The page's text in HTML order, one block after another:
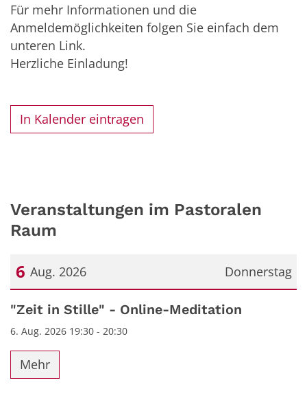
Für mehr Informationen und die
Anmeldemöglichkeiten folgen Sie einfach dem
unteren Link.
Herzliche Einladung!
In Kalender eintragen
Veranstaltungen im Pastoralen
Raum
Donnerstag
6 Aug. 2026
Datum: 6. August 2026
"Zeit in Stille" - Online-Meditation
6. Aug. 2026 19:30 - 20:30
Mehr